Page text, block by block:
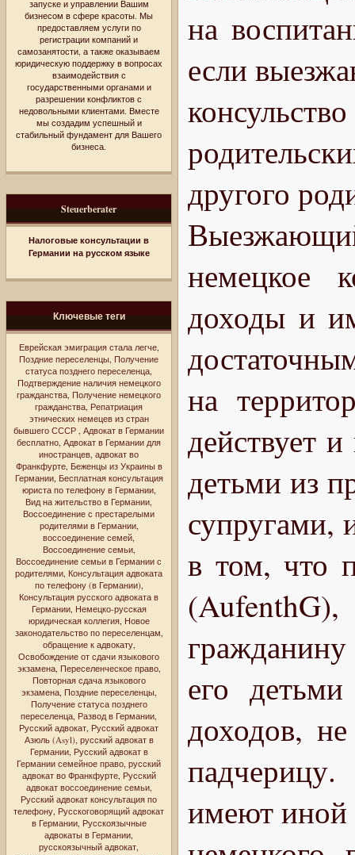
запуске и управлении Вашим
бизнесом в сфере красоты. Мы
предоставляем услуги по
регистрации компаний и
самозанятости, а также оказываем
юридическую поддержку в вопросах
взаимодействия с
государственными органами и
разрешении конфликтов с
недовольными клиентами. Вместе
мы создадим успешный и
стабильный фундамент для Вашего
бизнеса.
Steuerberater
Налоговые консультации в
Германии на русском языке
Ключевые теги
Еврейская эмиграция стала легче,
Поздние переселенцы, Получение
статуса позднего переселенца,
Подтверждение наличия немецкого
гражданства, Получение немецкого
гражданства, Репатриация
этнических немецев из стран
бывшего СССР , Адвокат в Германии
бесплатно, Адвокат в Германии для
иностранцев, адвокат во
Франкфурте, Беженцы из Украины в
Германии, Бесплатная консультация
юриста по телефону в Германии,
Вид на жительство в Германии,
Воссоединение с престарелыми
родителями в Германии,
воссоединение семей,
Воссоединение семьи,
Воссоединение семьи в Германии с
родителями, Консультация адвоката
по телефону (в Германии),
Консультация русского адвоката в
Германии, Немецко-русская
юридическая коллегия, Новое
законодательство по переселенцам,
обращение к адвокату,
Освобождение от сдачи языкового
экзамена, Переселенческое право,
Повторная сдача языкового
экзамена, Поздние переселенцы,
Получение статуса позднего
переселенца, Развод в Германии,
Русский адвокат, Русский адвокат
Азюль (Asyl), русский адвокат в
Германии, Русский адвокат в
Германии семейное право, русский
адвокат во Франкфурте, Русский
адвокат воссоединение семьи,
Русский адвокат консультация по
телефону, Русскоговорящий адвокат
в Германии, Русскоязычные
адвокаты в Германии,
русскоязычный адвокат,
на
если
другого
немецкое
доходы и
на
действует
детьми из
супругами,
в том, что
его
доходов,
имеют иной